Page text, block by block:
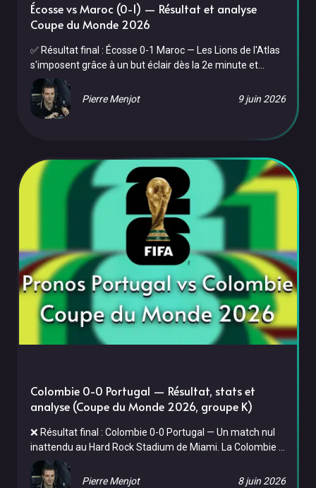
Écosse vs Maroc (0-1) — Résultat et analyse
Coupe du Monde 2026
✅ Résultat final : Écosse 0-1 Maroc — Les Lions de l'Atlas
s'imposent grâce à un but éclair dès la 2e minute et
confirment leur solidité défensive. Le pronostic était bon.
Le Maroc a disputé son deuxième match de groupe face
à l'Écosse, le vendredi 19 juin 2026 au Gillette Stadium de
fulgurant, les Lions de l'Atlas ont ouvert le score à la
Pierre Menjot 9 juin 2026
Colombie 0-0 Portugal — Résultat, stats et
analyse (Coupe du Monde 2026, groupe K)
❌ Résultat final : Colombie 0-0 Portugal — Un match nul
inattendu au Hard Rock Stadium de Miami. La Colombie a
dominé dans le jeu (26 tirs, 55% de possession) mais
Diogo Costa a tout arrêté (6 arrêts). Le Portugal,
Pierre Menjot 8 juin 2026